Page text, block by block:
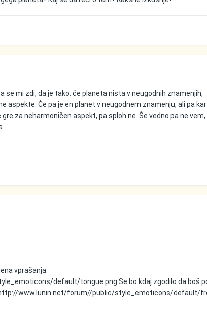
se mi zdi, da je tako: če planeta nista v neugodnih znamenjih,
aspekte. Če pa je en planet v neugodnem znamenju, ali pa kar
za neharmoničen aspekt, pa sploh ne. Še vedno pa ne vem,
vprašanja.
default/tongue.png Se bo kdaj zgodilo da boš
www.lunin.net/forum//public/style_emoticons/default/